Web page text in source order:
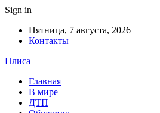
Sign in
Пятница, 7 августа, 2026
Контакты
Плиса
Главная
В мире
ДТП